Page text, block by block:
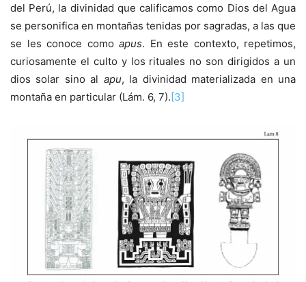
del Perú, la divinidad que calificamos como Dios del Agua
se personifica en montañas tenidas por sagradas, a las que
se les conoce como apus. En este contexto, repetimos,
curiosamente el culto y los rituales no son dirigidos a un
dios solar sino al apu, la divinidad materializada en una
montaña en particular (Lám. 6, 7).[3]